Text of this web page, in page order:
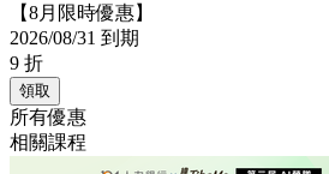
【8月限時優惠】
2026/08/31 到期
9 折
領取
所有優惠
相關課程